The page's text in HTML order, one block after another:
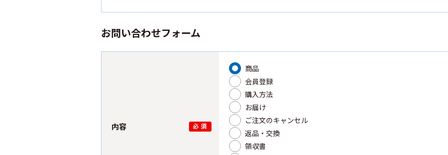
お問い合わせフォーム
内容
商品
会員登録
購入方法
お届け
ご注文のキャンセル
返品・交換
領収書